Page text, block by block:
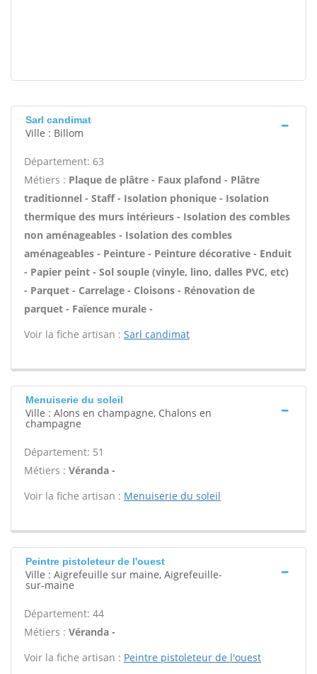
Sarl candimat
Ville : Billom
Département: 63
Métiers : Plaque de plâtre - Faux plafond - Plâtre
traditionnel - Staff - Isolation phonique - Isolation
thermique des murs intérieurs - Isolation des combles
non aménageables - Isolation des combles
aménageables - Peinture - Peinture décorative - Enduit
- Papier peint - Sol souple (vinyle, lino, dalles PVC, etc)
- Parquet - Carrelage - Cloisons - Rénovation de
parquet - Faïence murale -
Voir la fiche artisan : Sarl candimat
Menuiserie du soleil
Ville : Alons en champagne, Chalons en
champagne
Département: 51
Métiers : Véranda -
Voir la fiche artisan : Menuiserie du soleil
Peintre pistoleteur de l'ouest
Ville : Aigrefeuille sur maine, Aigrefeuille-
sur-maine
Département: 44
Métiers : Véranda -
Voir la fiche artisan : Peintre pistoleteur de l'ouest